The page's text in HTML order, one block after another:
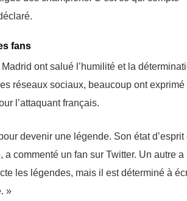
fans
ont salué l’humilité et la
réseaux sociaux, beaucoup ont exprimé
l’attaquant français.
devenir une légende. Son état d’esprit
a commenté un fan sur Twitter. Un autre a
les légendes, mais il est déterminé à
»